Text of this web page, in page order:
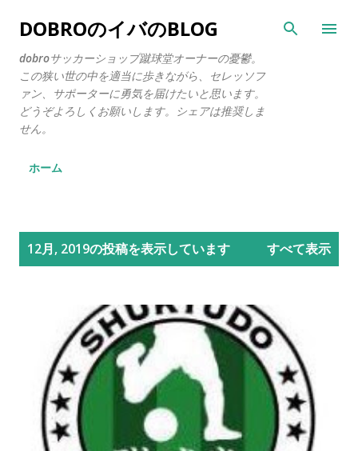
スキップしてメイン コンテンツに移動
DOBROのイバのBLOG
dobroサッカーショップ蹴球堂オーナーの憂鬱。
この狭い世の中を適当に歩きながら、セレッソフ
ァン、サポーターに勇気を届けたいと思います。
どうぞよろしくお願いします。シェアは推奨しま
せん。
ホーム
12月, 2019の投稿を表示しています すべて表示